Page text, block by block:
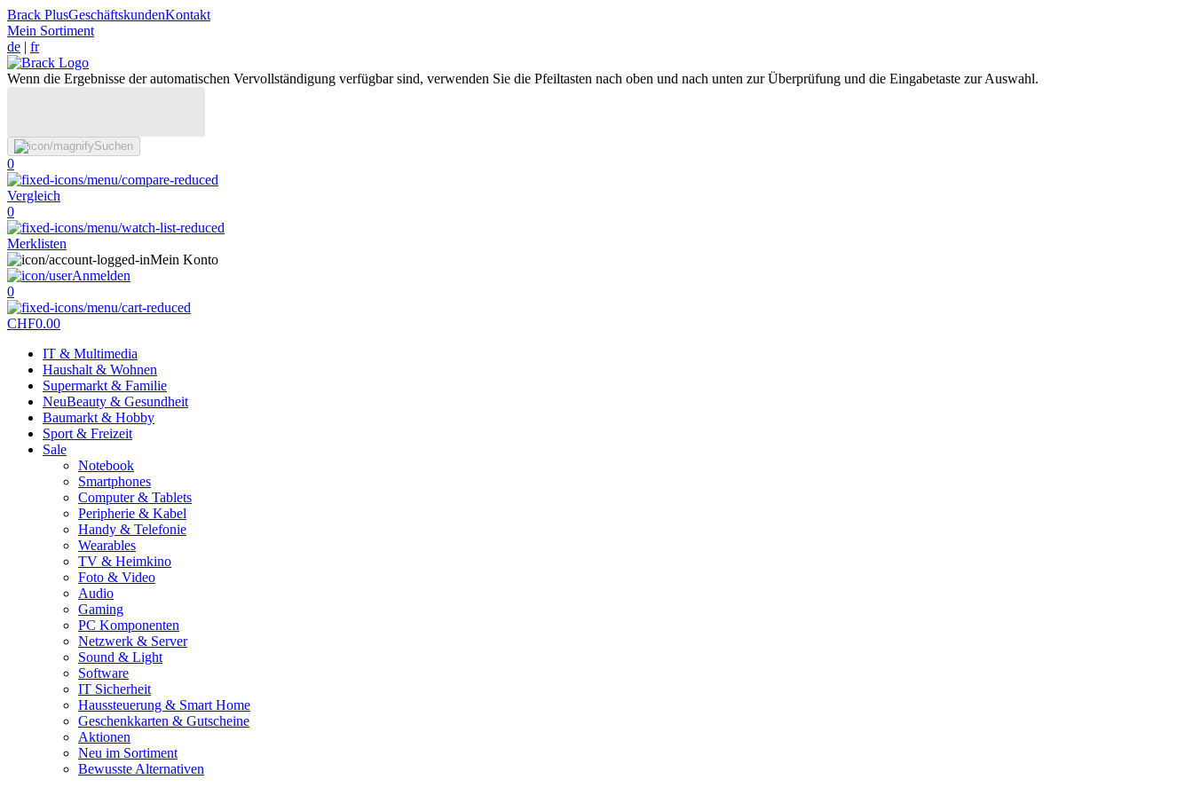
Brack PlusGeschäftskundenKontakt
Mein Sortiment
de | fr
Wenn die Ergebnisse der automatischen Vervollständigung verfügbar sind, verwenden Sie die Pfeiltasten nach oben und nach unten zur Überprüfung und die Eingabetaste zur Auswahl.
Suchen
0
Vergleich
0
Merklisten
Mein Konto
Anmelden
0
CHF0.00
IT & Multimedia
Haushalt & Wohnen
Supermarkt & Familie
NeuBeauty & Gesundheit
Baumarkt & Hobby
Sport & Freizeit
Sale
Notebook
Smartphones
Computer & Tablets
Peripherie & Kabel
Handy & Telefonie
Wearables
TV & Heimkino
Foto & Video
Audio
Gaming
PC Komponenten
Netzwerk & Server
Sound & Light
Software
IT Sicherheit
Haussteuerung & Smart Home
Geschenkkarten & Gutscheine
Aktionen
Neu im Sortiment
Bewusste Alternativen